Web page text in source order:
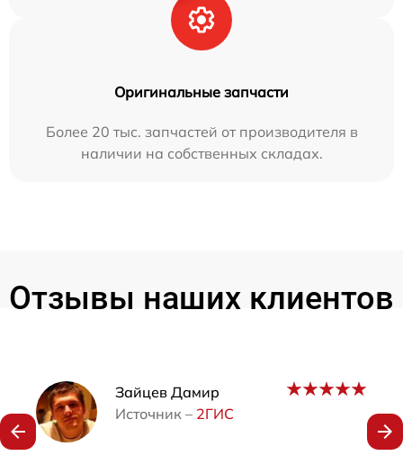
Оригинальные запчасти
Более 20 тыс. запчастей от производителя в
наличии на собственных складах.
Отзывы наших клиентов
Зайцев Дамир
Источник – 2ГИС
Наши мастера